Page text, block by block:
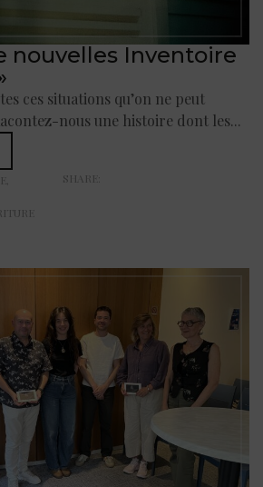
nouvelles Inventoire
ces situations qu’on ne peut
nous une histoire dont les...
SHARE: